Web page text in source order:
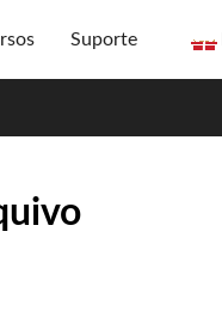
Suporte